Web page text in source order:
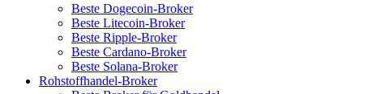
Beste Dogecoin-Broker
Beste Litecoin-Broker
Beste Ripple-Broker
Beste Cardano‑Broker
Beste Solana-Broker
Rohstoffhandel-Broker